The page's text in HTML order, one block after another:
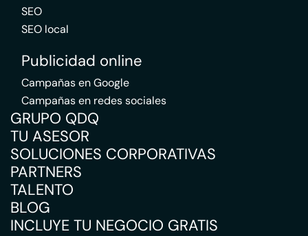
SEO
SEO local
Publicidad online
Campañas en Google
Campañas en redes sociales
GRUPO QDQ
TU ASESOR
SOLUCIONES CORPORATIVAS
PARTNERS
TALENTO
BLOG
INCLUYE TU NEGOCIO GRATIS